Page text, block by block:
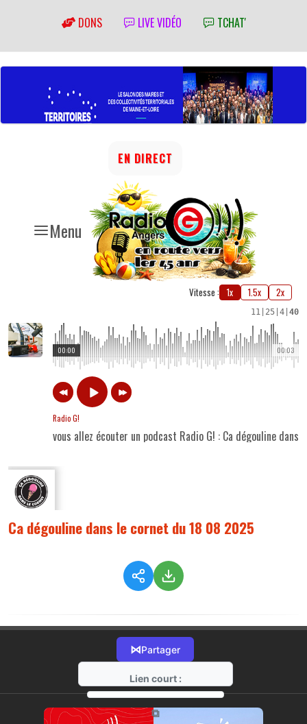
DONS LIVE VIDÉO TCHAT'
Menu
EN DIRECT
Vitesse : 1x 1.5x 2x
11 25 4 40
00:03
00:00
Radio G!
vous allez écouter un podcast Radio G! : Ca dégouline
Ca dégouline dans le cornet du 18 08 2025
⋈Partager
Lien court :
https://radio-g.fr?18277
⧉